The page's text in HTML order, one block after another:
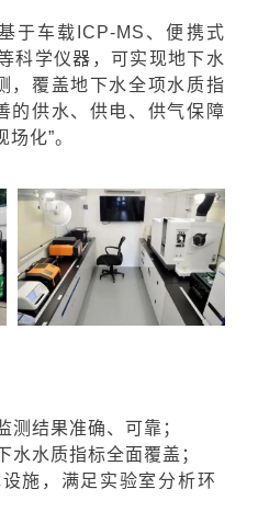
于车载ICP-MS、便携式
科学仪器，可实现地下水
，覆盖地下水全项水质指
的供水、供电、供气保障
化”。
测结果准确、可靠；
水水质指标全面覆盖；
施，满足实验室分析环